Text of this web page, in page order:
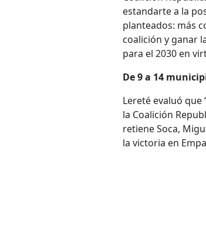
estandarte a la
planteados: más
coalición y ganar
para el 2030 en
De 9 a 14
Lereté evaluó
la Coalición
retiene Soca,
la victoria en